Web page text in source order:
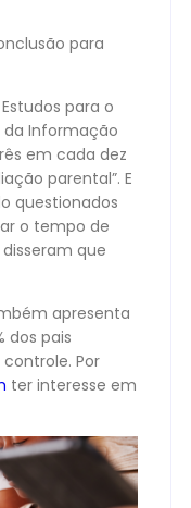
para
para o
da Informação
em cada dez
parental”. E
questionados
o tempo de
que
apresenta
dos pais
Por
ter interesse em